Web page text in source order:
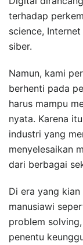
terhadap
science,
siber.
Namun, kami
berhenti pada
harus mampu
nyata. Karena
industri yang
menyelesaikan
dari berbagai
Di era yang
manusiawi
problem
penentu